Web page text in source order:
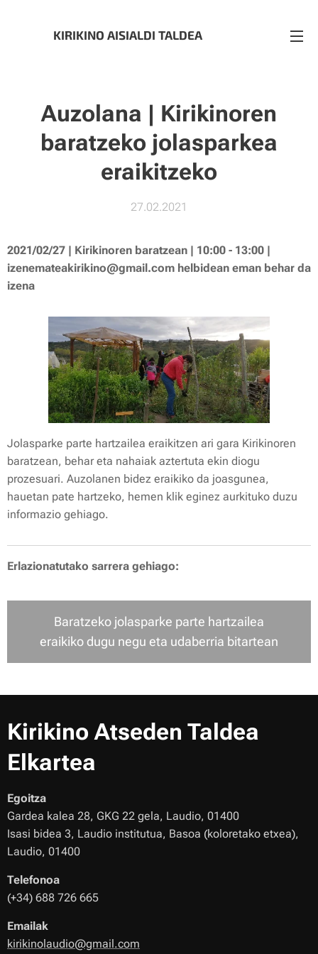
KIRIKINO AISIALDI TALDEA
Auzolana | Kirikinoren
baratzeko jolasparkea
eraikitzeko
27.02.2021
2021/02/27 | Kirikinoren baratzean | 10:00 - 13:00 |
izenemateakirikino@gmail.com helbidean eman behar da
izena
Jolasparke parte hartzailea eraikitzen ari gara Kirikinoren
baratzean, behar eta nahaiak aztertuta ekin diogu
prozesuari. Auzolanen bidez eraikiko da joasgunea,
hauetan pate hartzeko, hemen klik eginez aurkituko duzu
informazio gehiago.
Erlazionatutako sarrera gehiago:
Baratzeko jolasparke parte hartzailea
eraikiko dugu negu eta udaberria bitartean
Kirikino Atseden Taldea
Elkartea
Egoitza
Gardea kalea 28, GKG 22 gela, Laudio, 01400
Isasi bidea 3, Laudio institutua, Basoa (koloretako etxea),
Laudio, 01400
Telefonoa
(+34) 688 726 665
Emailak
kirikinolaudio@gmail.com